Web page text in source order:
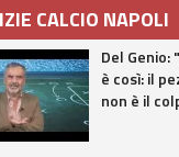
CALCIO NAPOLI
Del
è così: il
non è il